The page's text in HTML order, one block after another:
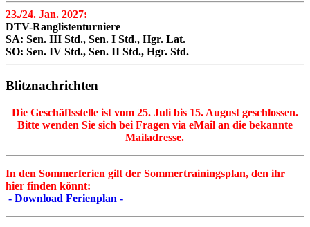
23./24. Jan. 2027:
DTV-Ranglistenturniere
SA: Sen. III Std., Sen. I Std., Hgr. Lat.
SO: Sen. IV Std., Sen. II Std., Hgr. Std.
Blitznachrichten
Die Geschäftsstelle ist vom 25. Juli bis 15. August geschlossen.
Bitte wenden Sie sich bei Fragen via eMail an die bekannte
Mailadresse.
In den Sommerferien gilt der Sommertrainingsplan, den ihr
hier finden könnt:
- Download Ferienplan -